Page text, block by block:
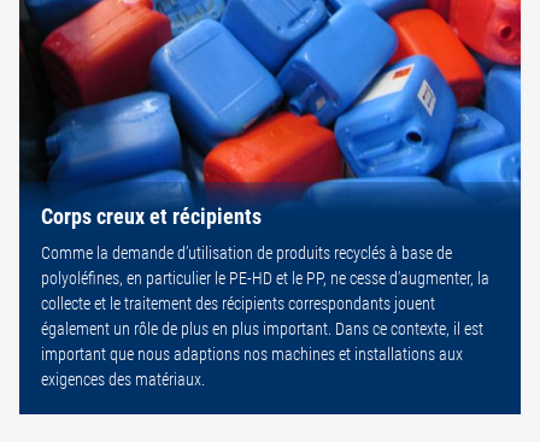
Corps creux et récipients
Comme la demande d’utilisation de produits recyclés à base de
polyoléfines, en particulier le PE-HD et le PP, ne cesse d’augmenter, la
collecte et le traitement des récipients correspondants jouent
également un rôle de plus en plus important. Dans ce contexte, il est
important que nous adaptions nos machines et installations aux
exigences des matériaux.